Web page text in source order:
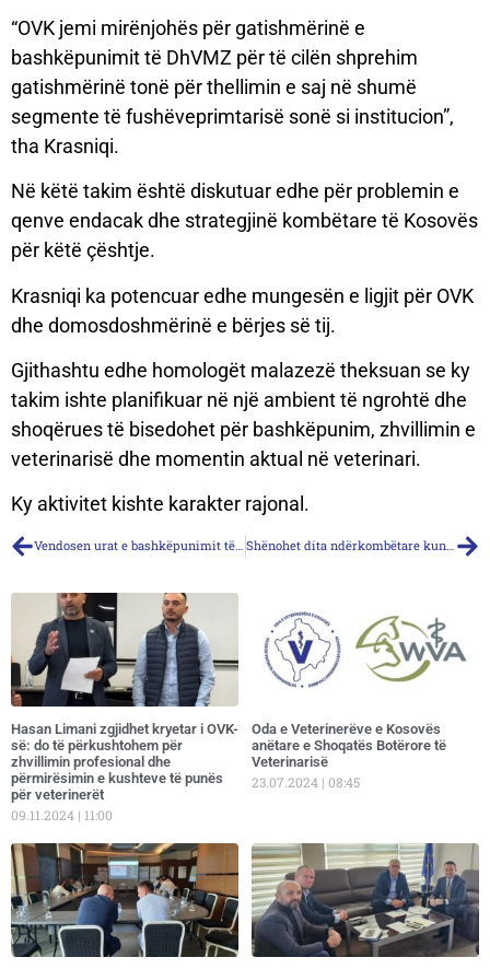
“OVK jemi mirënjohës për gatishmërinë e
bashkëpunimit të DhVMZ për të cilën shprehim
gatishmërinë tonë për thellimin e saj në shumë
segmente të fushëveprimtarisë sonë si institucion”,
tha Krasniqi.
Në këtë takim është diskutuar edhe për problemin e
qenve endacak dhe strategjinë kombëtare të Kosovës
për këtë çështje.
Krasniqi ka potencuar edhe mungesën e ligjit për OVK
dhe domosdoshmërinë e bërjes së tij.
Gjithashtu edhe homologët malazezë theksuan se ky
takim ishte planifikuar në një ambient të ngrohtë dhe
shoqërues të bisedohet për bashkëpunim, zhvillimin e
veterinarisë dhe momentin aktual në veterinari.
Ky aktivitet kishte karakter rajonal.
Vendosen urat e bashkëpunimit të OVK me Universitetin e Shkencave të Teknologjisë së IOWA Shënohet dita ndërkombëtare kundër tërbimit, ftohen pronarët t’i vaksinojnë kafshët e tyre falas
Hasan Limani zgjidhet kryetar i OVK-
së: do të përkushtohem për
zhvillimin profesional dhe
përmirësimin e kushteve të punës
për veterinerët
09.11.2024 11:00
Oda e Veterinerëve e Kosovës
anëtare e Shoqatës Botërore të
Veterinarisë
23.07.2024 08:45